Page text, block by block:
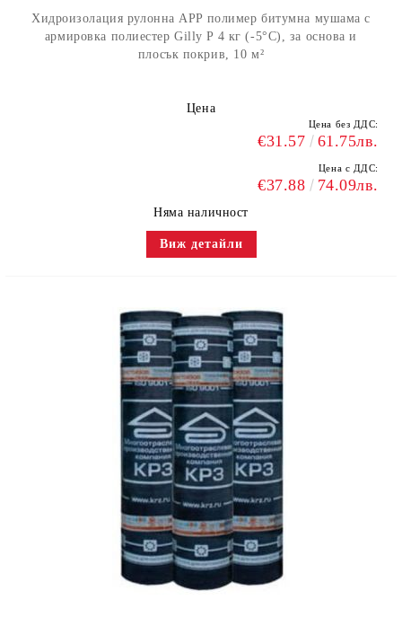
Хидроизолация рулонна APP полимер битумна мушама с
армировка полиестер Gilly P 4 кг (-5°С), за основа и
плосък покрив, 10 м²
Цена
Цена без ДДС:
€31.57 61.75лв.
Цена с ДДС:
€37.88 74.09лв.
Няма наличност
Виж детайли